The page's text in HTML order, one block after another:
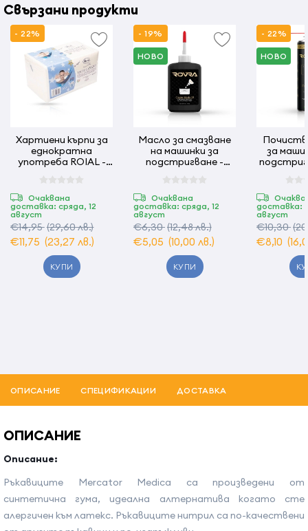
Свързани продукти
- 22%
Хартиени кърпи за
еднократна
употреба ROIAL -
Очаквана
доставка: сряда, 12
август
€14,95(29,60 лв.)
€11,75 (23,27 лв.)
КУПИ
- 19%
НОВО
Масло за смазване
на машинки за
подстригване -
Очаквана
доставка: сряда, 12
август
€6,30(12,48 лв.)
€5,05 (10,00 лв.)
КУПИ
- 22%
НОВО
за
доставка:
август
€10,30
€8,10
ОПИСАНИЕ СПЕЦИФИКАЦИИ ДОСТАВКА
ОПИСАНИЕ
Описание:
Ръкавиците Mercator Medica са произведени от
синтетична гума, идеална алтернатива когато сте
алергичен към латекс. Ръкавиците нитрил са по-качествени